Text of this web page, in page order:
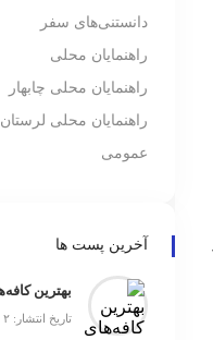
دانستنی‌های سفر
راهنمایان محلی
راهنمایان محلی چابهار
راهنمایان محلی لرستان
عمومی
آخرین پست ها
تاریخ انتشار: ۲ دی ۱۴۰۴